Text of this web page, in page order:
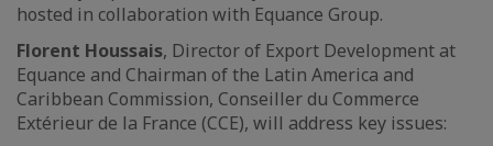
hosted in collaboration with Equance Group.
Florent Houssais, Director of Export Development at
Equance and Chairman of the Latin America and
Caribbean Commission, Conseiller du Commerce
Extérieur de la France (CCE), will address key issues: